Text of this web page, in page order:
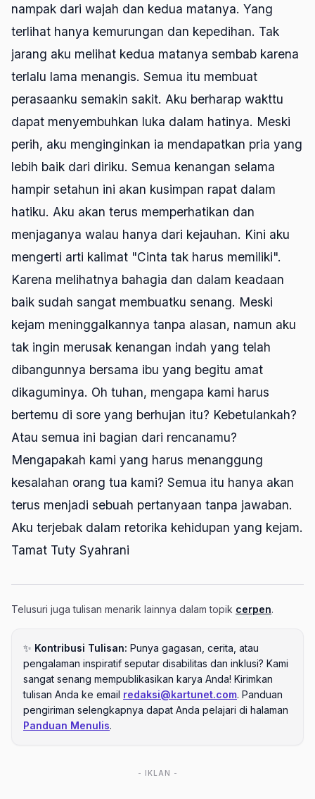
nampak dari wajah dan kedua matanya. Yang
terlihat hanya kemurungan dan kepedihan. Tak
jarang aku melihat kedua matanya sembab karena
terlalu lama menangis. Semua itu membuat
perasaanku semakin sakit. Aku berharap wakttu
dapat menyembuhkan luka dalam hatinya. Meski
perih, aku menginginkan ia mendapatkan pria yang
lebih baik dari diriku. Semua kenangan selama
hampir setahun ini akan kusimpan rapat dalam
hatiku. Aku akan terus memperhatikan dan
menjaganya walau hanya dari kejauhan. Kini aku
mengerti arti kalimat "Cinta tak harus memiliki".
Karena melihatnya bahagia dan dalam keadaan
baik sudah sangat membuatku senang. Meski
kejam meninggalkannya tanpa alasan, namun aku
tak ingin merusak kenangan indah yang telah
dibangunnya bersama ibu yang begitu amat
dikaguminya. Oh tuhan, mengapa kami harus
bertemu di sore yang berhujan itu? Kebetulankah?
Atau semua ini bagian dari rencanamu?
Mengapakah kami yang harus menanggung
kesalahan orang tua kami? Semua itu hanya akan
terus menjadi sebuah pertanyaan tanpa jawaban.
Aku terjebak dalam retorika kehidupan yang kejam.
Tamat Tuty Syahrani
Telusuri juga tulisan menarik lainnya dalam topik cerpen.
✨ Kontribusi Tulisan: Punya gagasan, cerita, atau
pengalaman inspiratif seputar disabilitas dan inklusi? Kami
sangat senang mempublikasikan karya Anda! Kirimkan
tulisan Anda ke email redaksi@kartunet.com. Panduan
pengiriman selengkapnya dapat Anda pelajari di halaman
Panduan Menulis.
- IKLAN -